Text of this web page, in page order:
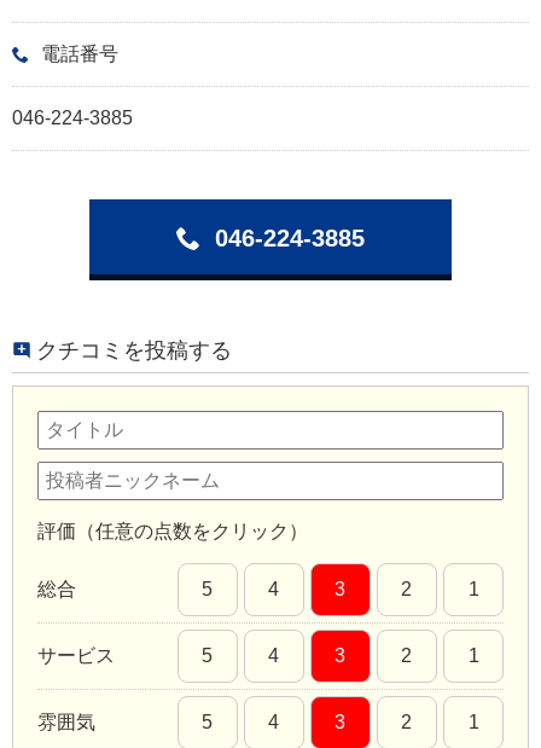
電話番号
046-224-3885
046-224-3885
クチコミを投稿する
評価（任意の点数をクリック）
総合 5 4 3 2 1
サービス 5 4 3 2 1
雰囲気 5 4 3 2 1